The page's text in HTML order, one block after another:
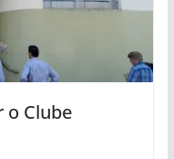
o Clube